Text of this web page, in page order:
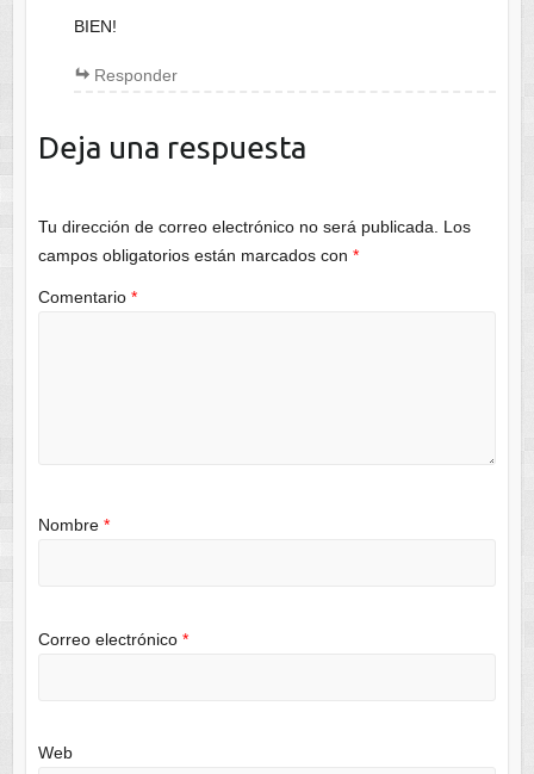
BIEN!
Responder
Deja una respuesta
Tu dirección de correo electrónico no será publicada.
Los
campos obligatorios están marcados con *
Comentario *
Nombre *
Correo electrónico *
Web